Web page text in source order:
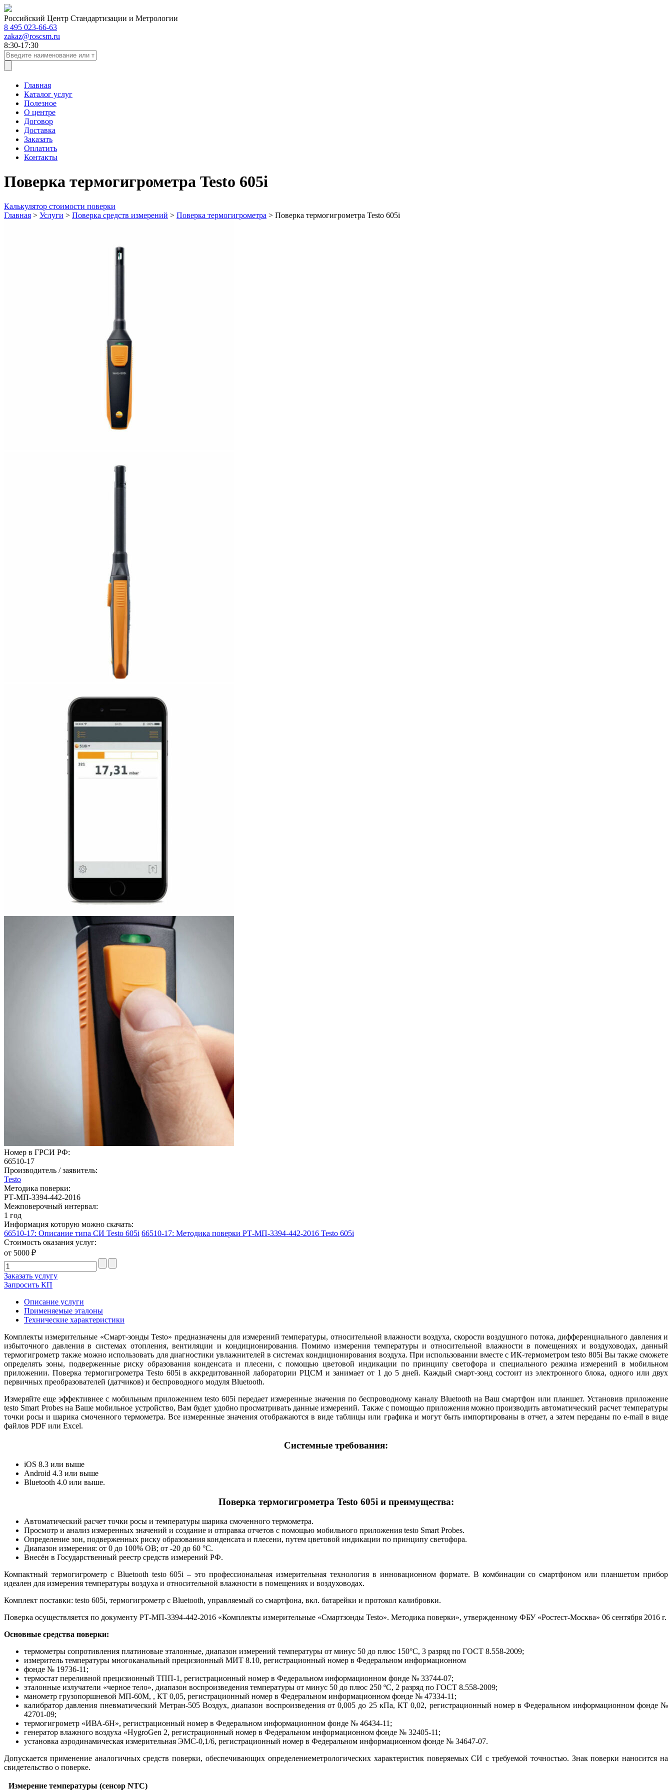
Российский Центр Стандартизации и Метрологии
8 495 023-66-63
zakaz@roscsm.ru
8:30-17:30
Главная
Каталог услуг
Полезное
О центре
Договор
Доставка
Заказать
Оплатить
Контакты
Поверка термогигрометра Testo 605i
Калькулятор стоимости поверки
Главная > Услуги > Поверка средств измерений > Поверка термогигрометра > Поверка термогигрометра Testo 605i
Номер в ГРСИ РФ:
66510-17
Производитель / заявитель:
Testo
Методика поверки:
РТ-МП-3394-442-2016
Межповерочный интервал:
1 год
Информация которую можно скачать:
66510-17: Описание типа СИ Testo 605i 66510-17: Методика поверки РТ-МП-3394-442-2016 Testo 605i
Стоимость оказания услуг:
от 5000 ₽
Заказать услугу
Запросить КП
Описание услуги
Применяемые эталоны
Технические характеристики
Комплекты измерительные «Смарт-зонды Testo» предназначены для измерений температуры, относительной влажности воздуха, скорости воздушного потока, дифференциального давления и
избыточного давления в системах отопления, вентиляции и кондиционирования. Помимо измерения температуры и относительной влажности в помещениях и воздуховодах, данный
термогигрометр также можно использовать для диагностики увлажнителей в системах кондиционирования воздуха. При использовании вместе с ИК-термометром testo 805i Вы также сможете
определять зоны, подверженные риску образования конденсата и плесени, с помощью цветовой индикации по принципу светофора и специального режима измерений в мобильном
приложении. Поверка термогигрометра Testo 605i в аккредитованной лаборатории РЦСМ и занимает от 1 до 5 дней. Каждый смарт-зонд состоит из электронного блока, одного или двух
первичных преобразователей (датчиков) и беспроводного модуля Bluetooth.
Измеряйте еще эффективнее с мобильным приложением testo 605i передает измеренные значения по беспроводному каналу Bluetooth на Ваш смартфон или планшет. Установив приложение
testo Smart Probes на Ваше мобильное устройство, Вам будет удобно просматривать данные измерений. Также с помощью приложения можно производить автоматический расчет температуры
точки росы и шарика смоченного термометра. Все измеренные значения отображаются в виде таблицы или графика и могут быть импортированы в отчет, а затем переданы по e-mail в виде
файлов PDF или Excel.
Системные требования:
iOS 8.3 или выше
Android 4.3 или выше
Bluetooth 4.0 или выше.
Поверка термогигрометра Testo 605i и преимущества:
Автоматический расчет точки росы и температуры шарика смоченного термометра.
Просмотр и анализ измеренных значений и создание и отправка отчетов с помощью мобильного приложения testo Smart Probes.
Определение зон, подверженных риску образования конденсата и плесени, путем цветовой индикации по принципу светофора.
Диапазон измерения: от 0 до 100% ОВ; от -20 до 60 °C.
Внесён в Государственный реестр средств измерений РФ.
Компактный термогигрометр с Bluetooth testo 605i – это профессиональная измерительная технология в инновационном формате. В комбинации со смартфоном или планшетом прибор
идеален для измерения температуры воздуха и относительной влажности в помещениях и воздуховодах.
Комплект поставки: testo 605i, термогигрометр с Bluetooth, управляемый со смартфона, вкл. батарейки и протокол калибровки.
Поверка осуществляется по документу РТ-МП-3394-442-2016 «Комплекты измерительные «Смартзонды Testo». Методика поверки», утвержденному ФБУ «Ростест-Москва» 06 сентября 2016 г.
Основные средства поверки:
термометры сопротивления платиновые эталонные, диапазон измерений температуры от минус 50 до плюс 150°С, 3 разряд по ГОСТ 8.558-2009;
измеритель температуры многоканальный прецизионный МИТ 8.10, регистрационный номер в Федеральном информационном
фонде № 19736-11;
термостат переливной прецизионный ТПП-1, регистрационный номер в Федеральном информационном фонде № 33744-07;
эталонные излучатели «черное тело», диапазон воспроизведения температуры от минус 50 до плюс 250 ºС, 2 разряд по ГОСТ 8.558-2009;
манометр грузопоршневой МП-60М, , КТ 0,05, регистрационный номер в Федеральном информационном фонде № 47334-11;
калибратор давления пневматический Метран-505 Воздух, диапазон воспроизведения от 0,005 до 25 кПа, КТ 0,02, регистрационный номер в Федеральном информационном фонде №
42701-09;
термогигрометр «ИВА-6Н», регистрационный номер в Федеральном информационном фонде № 46434-11;
генератор влажного воздуха «HygroGen 2, регистрационный номер в Федеральном информационном фонде № 32405-11;
установка аэродинамическая измерительная ЭМС-0,1/6, регистрационный номер в Федеральном информационном фонде № 34647-07.
Допускается применение аналогичных средств поверки, обеспечивающих определениеметрологических характеристик поверяемых СИ с требуемой точностью. Знак поверки наносится на
свидетельство о поверке.
Измерение температуры (сенсор NTC)